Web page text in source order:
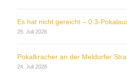
Es hat nicht gereicht – 0:3-
25. Juli 2026
Pokalkracher an der Meldorfer
24. Juli 2026